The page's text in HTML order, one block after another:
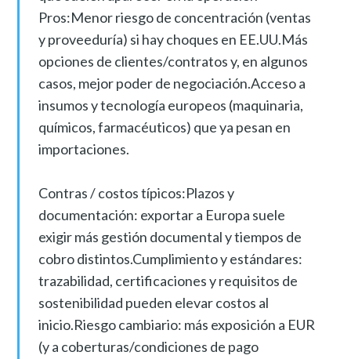
Pros:Menor riesgo de concentración (ventas
y proveeduría) si hay choques en EE.UU.Más
opciones de clientes/contratos y, en algunos
casos, mejor poder de negociación.Acceso a
insumos y tecnología europeos (maquinaria,
químicos, farmacéuticos) que ya pesan en
importaciones.
Contras / costos típicos:Plazos y
documentación: exportar a Europa suele
exigir más gestión documental y tiempos de
cobro distintos.Cumplimiento y estándares:
trazabilidad, certificaciones y requisitos de
sostenibilidad pueden elevar costos al
inicio.Riesgo cambiario: más exposición a EUR
(y a coberturas/condiciones de pago